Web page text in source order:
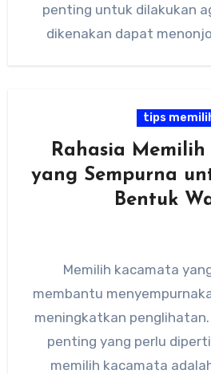
penting untuk dilakukan
dikenakan dapat
tips
Rahasia
yang Sempurna
Bentuk
Memilih kacamata
membantu
meningkatkan
penting yang perlu
memilih kacamata